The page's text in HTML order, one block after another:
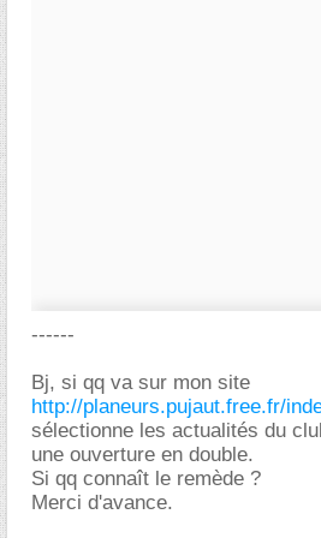
------
Bj, si qq va sur mon site
http://planeurs.pujaut.free.fr/
sélectionne les actualités du
une ouverture en double.
Si qq connaît le remède ?
Merci d'avance.